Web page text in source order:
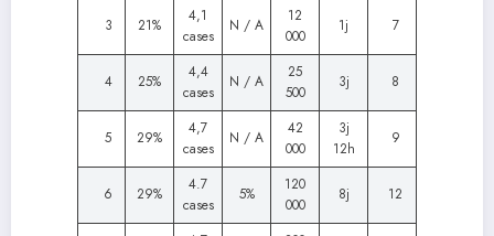
3 21%
4,1
cases
N / A
12
000
1j 7
4 25%
4,4
cases
N / A
25
500
3j 8
5 29%
4,7
cases
N / A
42
000
3j
12h
9
6 29%
4.7
cases
5%
120
000
8j 12